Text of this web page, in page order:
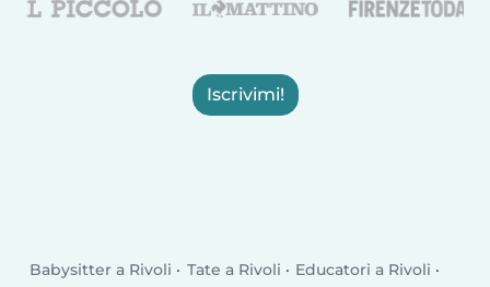
Iscrivimi!
Babysitter a Rivoli Tate a Rivoli
Educatori a Rivoli